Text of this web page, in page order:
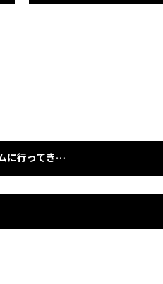
クリナップショールームに行ってきました！